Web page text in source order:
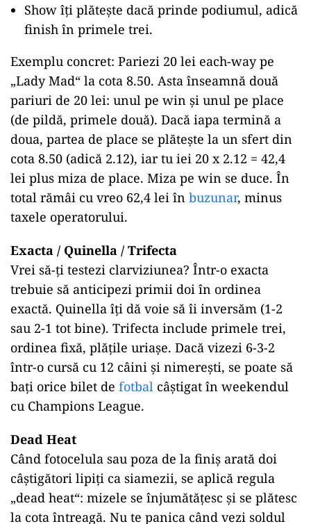
Show îți plătește dacă prinde podiumul, adică
finish în primele trei.
Exemplu concret: Pariezi 20 lei each-way pe
„Lady Mad“ la cota 8.50. Asta înseamnă două
pariuri de 20 lei: unul pe win și unul pe place
(de pildă, primele două). Dacă iapa termină a
doua, partea de place se plătește la un sfert din
cota 8.50 (adică 2.12), iar tu iei 20 x 2.12 = 42,4
lei plus miza de place. Miza pe win se duce. În
total rămâi cu vreo 62,4 lei în buzunar, minus
taxele operatorului.
Exacta / Quinella / Trifecta
Vrei să-ți testezi clarviziunea? Într-o exacta
trebuie să anticipezi primii doi în ordinea
exactă. Quinella îți dă voie să îi inversăm (1-2
sau 2-1 tot bine). Trifecta include primele trei,
ordinea fixă, plățile uriașe. Dacă vizezi 6-3-2
într-o cursă cu 12 câini și nimerești, se poate să
bați orice bilet de fotbal câștigat în weekendul
cu Champions League.
Dead Heat
Când fotocelula sau poza de la finiș arată doi
câștigători lipiți ca siamezii, se aplică regula
„dead heat“: mizele se înjumătățesc și se plătesc
la cota întreagă. Nu te panica când vezi soldul